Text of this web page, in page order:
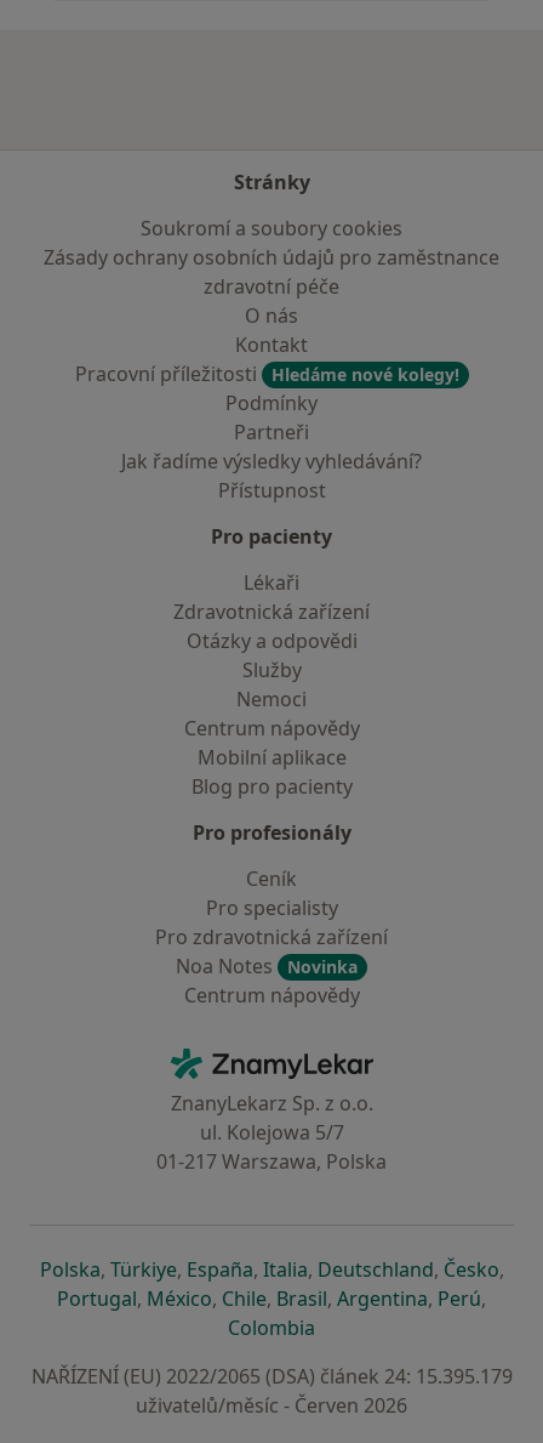
Stránky
Soukromí a soubory cookies
Zásady ochrany osobních údajů pro zaměstnance
zdravotní péče
O nás
Kontakt
Pracovní příležitosti
Hledáme nové kolegy!
Podmínky
Partneři
Jak řadíme výsledky vyhledávání?
Přístupnost
Pro pacienty
Lékaři
Zdravotnická zařízení
Otázky a odpovědi
Služby
Nemoci
Centrum nápovědy
Mobilní aplikace
Blog pro pacienty
Pro profesionály
Ceník
Pro specialisty
Pro zdravotnická zařízení
Noa Notes
Novinka
Centrum nápovědy
ZnamyLekar - Hlavní stránka
ZnanyLekarz Sp. z o.o.
ul. Kolejowa 5/7
01-217 Warszawa, Polska
Polskase otevře v nové záložce
, Türkiyese otevře v nové záložce
, Españase otevře v nové záložce
, Italiase otevře v nové záložce
, Deutschlandse otevře v
, Českose
,
Portugalse otevře v nové záložce
, Méxicose otevře v nové záložce
, Chilese otevře v nové záložce
, Brasilse otevře v nové
, Argentinase otevře v
, Perúse
,
Colombia
NAŘÍZENÍ (EU) 2022/2065 (DSA) článek 24: 15.395.179
uživatelů/měsíc - Červen 2026